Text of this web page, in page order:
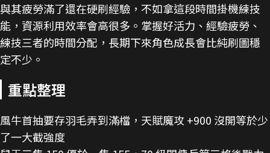
與其疲勞滿了還在硬刷經驗，不如拿這段時間掛機練技
能，資源利用效率會高很多。掌握好活力、經驗疲勞、
練技三者的時間分配，長期下來角色成長會比純刷圖穩
定不少。
重點整理
風牛首抽要存羽毛弄到滿檔，天賦魔攻 +900 沒開等於少
了一大截強度